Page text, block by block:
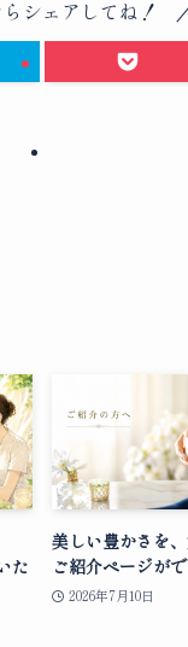
シェアしてね！
た
美しい豊かさを、
ご紹介ページがで
2026年7月10日